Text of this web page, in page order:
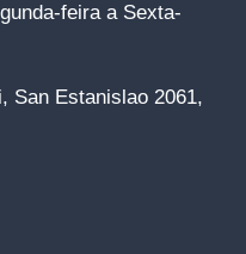
feira a Sexta-
San Estanislao 2061,